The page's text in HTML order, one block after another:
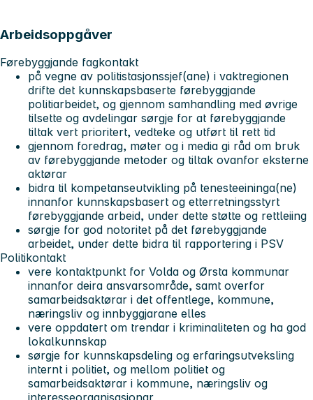
Arbeidsoppgåver
Førebyggjande fagkontakt
på vegne av politistasjonssjef(ane) i vaktregionen
drifte det kunnskapsbaserte førebyggjande
politiarbeidet, og gjennom samhandling med øvrige
tilsette og avdelingar sørgje for at førebyggjande
tiltak vert prioritert, vedteke og utført til rett tid
gjennom foredrag, møter og i media gi råd om bruk
av førebyggjande metoder og tiltak ovanfor eksterne
aktørar
bidra til kompetanseutvikling på tenesteeininga(ne)
innanfor kunnskapsbasert og etterretningsstyrt
førebyggjande arbeid, under dette støtte og rettleiing
sørgje for god notoritet på det førebyggjande
arbeidet, under dette bidra til rapportering i PSV
Politikontakt
vere kontaktpunkt for Volda og Ørsta kommunar
innanfor deira ansvarsområde, samt overfor
samarbeidsaktørar i det offentlege, kommune,
næringsliv og innbyggjarane elles
vere oppdatert om trendar i kriminaliteten og ha god
lokalkunnskap
sørgje for kunnskapsdeling og erfaringsutveksling
internt i politiet, og mellom politiet og
samarbeidsaktørar i kommune, næringsliv og